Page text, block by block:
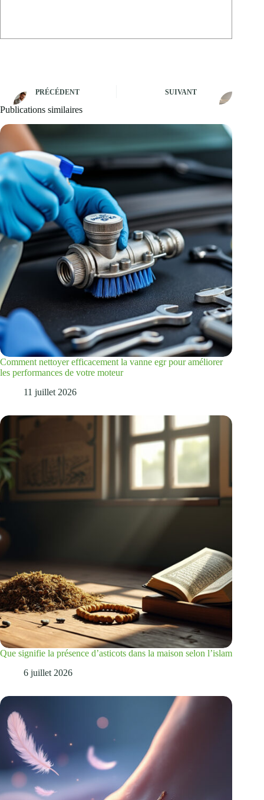
PRÉCÉDENT SUIVANT
Publications similaires
Comment nettoyer efficacement la vanne egr pour améliorer
les performances de votre moteur
11 juillet 2026
Que signifie la présence d’asticots dans la maison selon l’islam
6 juillet 2026